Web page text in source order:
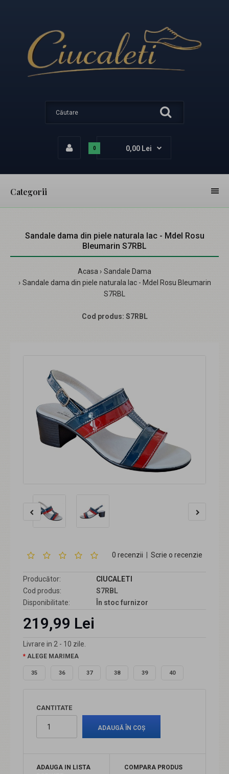
0 0,00 Lei
Categorii
Sandale dama din piele naturala lac - Mdel Rosu
Bleumarin S7RBL
Acasa
Sandale Dama
Sandale dama din piele naturala lac - Mdel Rosu Bleumarin
S7RBL
Cod produs: S7RBL
0 recenzii Scrie o recenzie
Producător:
CIUCALETI
Cod produs:
S7RBL
Disponibilitate:
În stoc furnizor
219,99 Lei
Livrare in 2 - 10 zile.
ALEGE MARIMEA
35 36 37 38 39 40
CANTITATE
ADAUGA IN LISTA
COMPARA PRODUS